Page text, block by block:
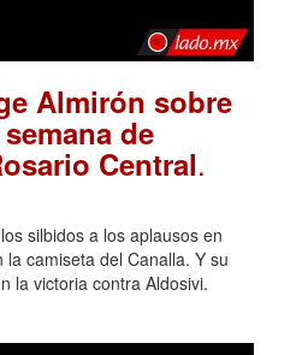
Almirón sobre
de
Central.
silbidos a los aplausos en
camiseta del Canalla. Y su
la victoria contra Aldosivi.